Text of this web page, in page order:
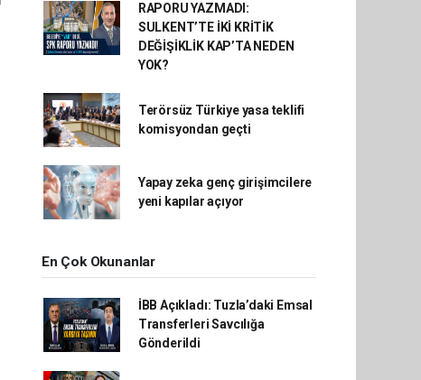
RAPORU YAZMADI:
SULKENT’TE İKİ KRİTİK
DEĞİŞİKLİK KAP’TA NEDEN
YOK?
Terörsüz Türkiye yasa teklifi
komisyondan geçti
Yapay zeka genç girişimcilere
yeni kapılar açıyor
En Çok Okunanlar
İBB Açıkladı: Tuzla’daki Emsal
Transferleri Savcılığa
Gönderildi